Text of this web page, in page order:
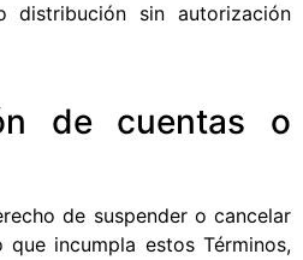
distribución sin autorización
de cuentas o
de suspender o cancelar
incumpla estos Términos,